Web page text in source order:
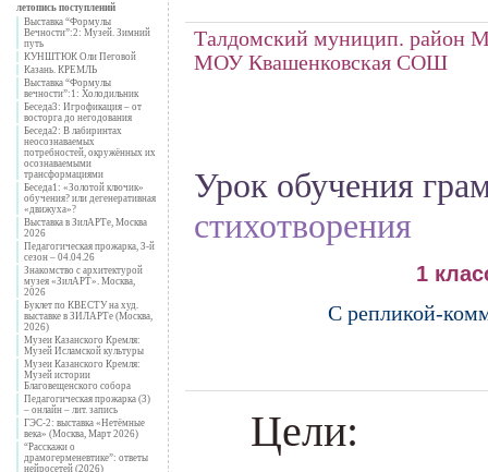
летопись поступлений
Выставка “Формулы
Вечности”:2: Музей. Зимний
путь
КУНШТЮК Оли Пеговой
Казань. КРЕМЛЬ
Выставка “Формулы
вечности”:1: Холодильник
Беседа3: Игрофикация – от
восторга до негодования
Беседа2: В лабиринтах
неосознаваемых
потребностей, окружённых их
осознаваемыми
трансформациями
Беседа1: «Золотой ключик»
обучения? или дегенеративная
«движуха»?
Выставка в ЗилАРТе, Москва
2026
Педагогическая прожарка, 3-й
сезон – 04.04.26
Знакомство с архитектурой
музея «ЗилАРТ». Москва,
2026
Буклет по КВЕСТУ на худ.
выставке в ЗИЛАРТе (Москва,
2026)
Музеи Казанского Кремля:
Музей Исламской культуры
Музеи Казанского Кремля:
Музей истории
Благовещенского собора
Педагогическая прожарка (3)
– онлайн – лит. запись
ГЭС-2: выставка «Нетёмные
века» (Москва, Март 2026)
“Расскажи о
драмогерменевтике”: ответы
нейросетей (2026)
Талдомский муницип. район
МОУ Квашенковская СОШ
Урок обучения
стихотворения
1
С репликой-
Цели: